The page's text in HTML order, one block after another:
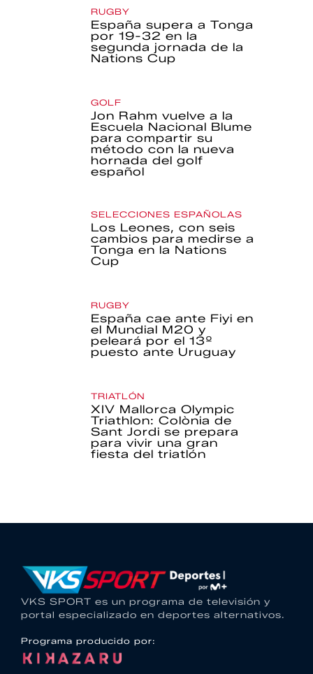
RUGBY
España supera a Tonga
por 19-32 en la
segunda jornada de la
Nations Cup
GOLF
Jon Rahm vuelve a la
Escuela Nacional Blume
para compartir su
método con la nueva
hornada del golf
español
SELECCIONES ESPAÑOLAS
Los Leones, con seis
cambios para medirse a
Tonga en la Nations
Cup
RUGBY
España cae ante Fiyi en
el Mundial M20 y
peleará por el 13º
puesto ante Uruguay
TRIATLÓN
XIV Mallorca Olympic
Triathlon: Colònia de
Sant Jordi se prepara
para vivir una gran
fiesta del triatlón
VKS SPORT es un programa de televisión y
portal especializado en deportes alternativos.
Programa producido por: